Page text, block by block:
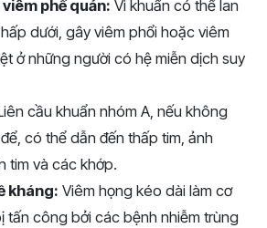
phế quản: Vi khuẩn có thể lan
dưới, gây viêm phổi hoặc viêm
ở những người có hệ miễn dịch suy
cầu khuẩn nhóm A, nếu không
có thể dẫn đến thấp tim, ảnh
tim và các khớp.
kháng: Viêm họng kéo dài làm cơ
tấn công bởi các bệnh nhiễm trùng